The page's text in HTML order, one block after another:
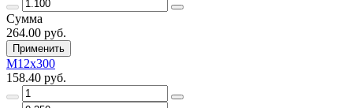
Сумма
264.00 руб.
Применить
М12х300
158.40 руб.